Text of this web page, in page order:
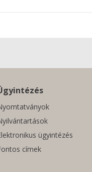
ügyintézés
címek